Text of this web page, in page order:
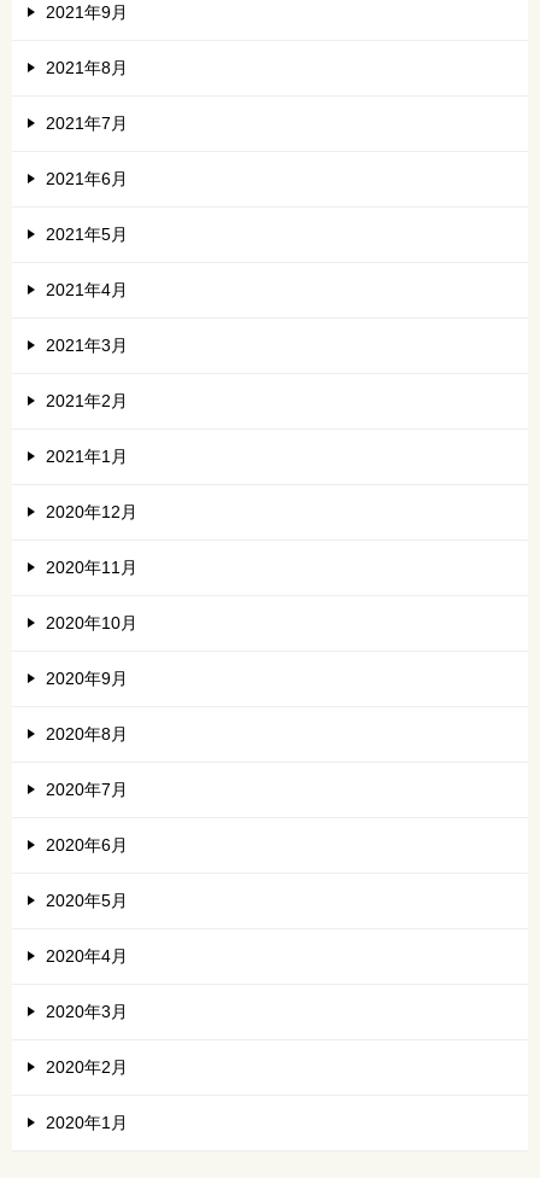
2021年9月
2021年8月
2021年7月
2021年6月
2021年5月
2021年4月
2021年3月
2021年2月
2021年1月
2020年12月
2020年11月
2020年10月
2020年9月
2020年8月
2020年7月
2020年6月
2020年5月
2020年4月
2020年3月
2020年2月
2020年1月